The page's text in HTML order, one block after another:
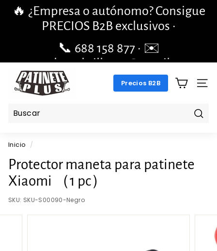
directamente
diapositivas
pausa
🔥 ¿Empresa o autónomo? Consigue
PRECIOS B2B exclusivos ·
📞 688 158 877 · ✉️
pengchengbrillante@gmail.com
A
T
E
P
L
U
S.
Precios B2B
Inicio /
Protector maneta para patinete
Xiaomi （1 pc）
SKU: SKU-S00090-Negro